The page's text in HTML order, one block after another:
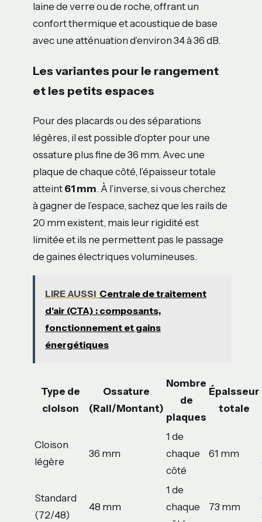
laine de verre ou de roche, offrant un
confort thermique et acoustique de base
avec une atténuation d’environ 34 à 36 dB.
Les variantes pour le rangement
et les petits espaces
Pour des placards ou des séparations
légères, il est possible d’opter pour une
ossature plus fine de 36 mm. Avec une
plaque de chaque côté, l’épaisseur totale
atteint 61 mm. À l’inverse, si vous cherchez
à gagner de l’espace, sachez que les rails de
20 mm existent, mais leur rigidité est
limitée et ils ne permettent pas le passage
de gaines électriques volumineuses.
LIRE AUSSI Centrale de traitement
d'air (CTA) : composants,
fonctionnement et gains
énergétiques
Type de
cloison
Ossature
(Rail/Montant)
Nombre
de
plaques
Épaisseur
totale
Cloison
légère
36 mm
1 de
chaque
côté
61 mm
Standard
(72/48)
48 mm
1 de
chaque
73 mm